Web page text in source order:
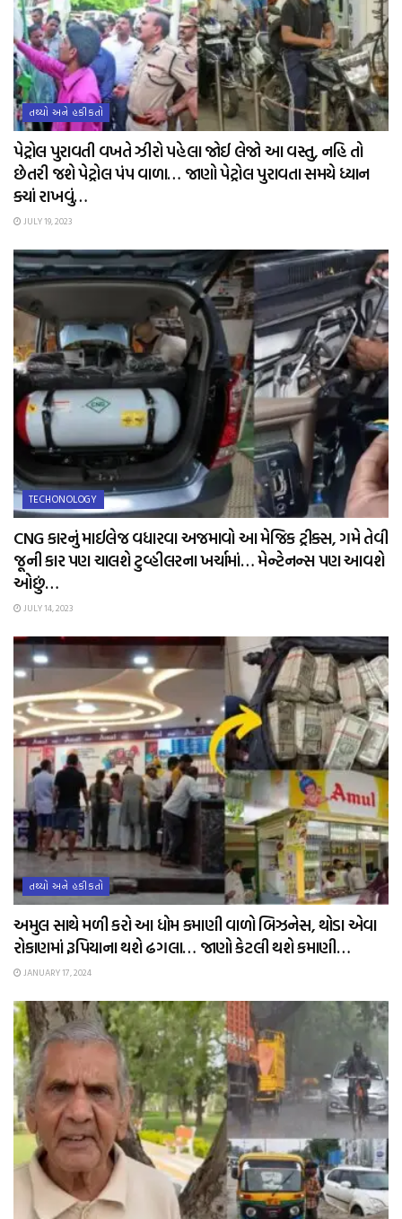
તથ્યો અને હકીકતો
પેટ્રોલ પુરાવતી વખતે ઝીરો પહેલા જોઈ લેજો આ વસ્તુ, નહિ તો
છેતરી જશે પેટ્રોલ પંપ વાળા… જાણો પેટ્રોલ પુરાવતા સમયે ધ્યાન
ક્યાં રાખવું…
JULY 19, 2023
TECHONOLOGY
CNG કારનું માઈલેજ વધારવા અજમાવો આ મેજિક ટ્રીક્સ, ગમે તેવી
જૂની કાર પણ ચાલશે ટુવ્હીલરના ખર્ચામાં… મેન્ટેનન્સ પણ આવશે
ઓછું…
JULY 14, 2023
તથ્યો અને હકીકતો
અમુલ સાથે મળી કરો આ ધોમ કમાણી વાળો બિઝનેસ, થોડા એવા
રોકાણમાં રૂપિયાના થશે ઢગલા… જાણો કેટલી થશે કમાણી…
JANUARY 17, 2024